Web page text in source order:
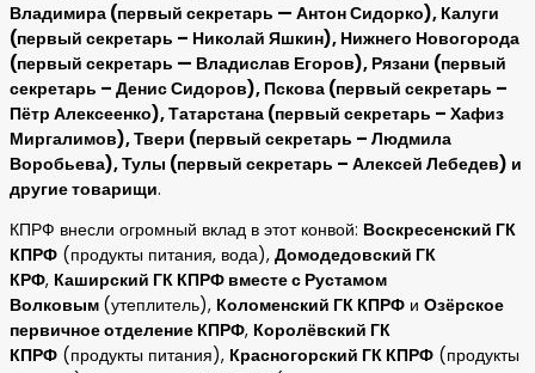
Владимира (первый секретарь — Антон Сидорко), Калуги
(первый секретарь – Николай Яшкин), Нижнего Новогорода
(первый секретарь — Владислав Егоров), Рязани (первый
секретарь – Денис Сидоров), Пскова (первый секретарь –
Пётр Алексеенко), Татарстана (первый секретарь – Хафиз
Миргалимов), Твери (первый секретарь – Людмила
Воробьева), Тулы (первый секретарь – Алексей Лебедев) и
другие товарищи.
КПРФ внесли огромный вклад в этот конвой: Воскресенский ГК
КПРФ (продукты питания, вода), Домодедовский ГК
КРФ, Каширский ГК КПРФ вместе с Рустамом
Волковым (утеплитель), Коломенский ГК КПРФ и Озёрское
первичное отделение КПРФ, Королёвский ГК
КПРФ (продукты питания), Красногорский ГК КПРФ (продукты